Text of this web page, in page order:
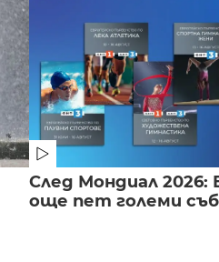
След Мондиал 2026:
още пет големи